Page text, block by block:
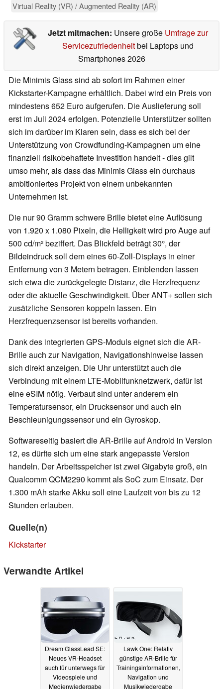
Virtual Reality (VR) / Augmented Reality (AR)
Jetzt mitmachen: Unsere große Umfrage zur
Servicezufriedenheitbei Laptops und
Smartphones 2026
Die Minimis Glass sind ab sofort im Rahmen einer
Kickstarter-Kampagne erhältlich. Dabei wird ein Preis von
mindestens 652 Euro aufgerufen. Die Auslieferung soll
erst im Juli 2024 erfolgen. Potenzielle Unterstützer sollten
sich im darüber im Klaren sein, dass es sich bei der
Unterstützung von Crowdfunding-Kampagnen um eine
finanziell risikobehaftete Investition handelt - dies gilt
umso mehr, als dass das Minimis Glass ein durchaus
ambitioniertes Projekt von einem unbekannten
Unternehmen ist.
Die nur 90 Gramm schwere Brille bietet eine Auflösung
von 1.920 x 1.080 Pixeln, die Helligkeit wird pro Auge auf
500 cd/m² beziffert. Das Blickfeld beträgt 30°, der
Bildeindruck soll dem eines 60-Zoll-Displays in einer
Entfernung von 3 Metern betragen. Einblenden lassen
sich etwa die zurückgelegte Distanz, die Herzfrequenz
oder die aktuelle Geschwindigkeit. Über ANT+ sollen sich
zusätzliche Sensoren koppeln lassen. Ein
Herzfrequenzsensor ist bereits vorhanden.
Dank des integrierten GPS-Moduls eignet sich die AR-
Brille auch zur Navigation, Navigationshinweise lassen
sich direkt anzeigen. Die Uhr unterstützt auch die
Verbindung mit einem LTE-Mobilfunknetzwerk, dafür ist
eine eSIM nötig. Verbaut sind unter anderem ein
Temperatursensor, ein Drucksensor und auch ein
Beschleunigungssensor und ein Gyroskop.
Softwareseitig basiert die AR-Brille auf Android in Version
12, es dürfte sich um eine stark angepasste Version
handeln. Der Arbeitsspeicher ist zwei Gigabyte groß, ein
Qualcomm QCM2290 kommt als SoC zum Einsatz. Der
1.300 mAh starke Akku soll eine Laufzeit von bis zu 12
Stunden erlauben.
Quelle(n)
Kickstarter
Verwandte Artikel
Dream GlassLead SE:
Neues VR-Headset
auch für unterwegs für
Videospiele und
Medienwiedergabe
Lawk One: Relativ
günstige AR-Brille für
Trainingsinformationen,
Navigation und
Musikwiedergabe